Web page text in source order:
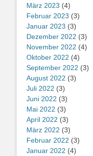
März 2023 (4)
Februar 2023 (3)
Januar 2023 (3)
Dezember 2022 (3)
November 2022 (4)
Oktober 2022 (4)
September 2022 (3)
August 2022 (3)
Juli 2022 (3)
Juni 2022 (3)
Mai 2022 (3)
April 2022 (3)
März 2022 (3)
Februar 2022 (3)
Januar 2022 (4)